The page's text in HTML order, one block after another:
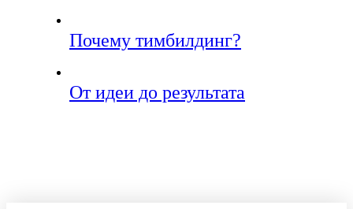
Почему тимбилдинг?
От идеи до результата